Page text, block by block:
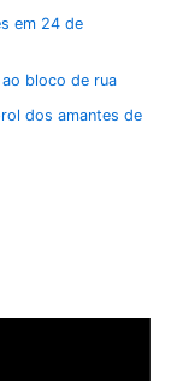
em 24 de
bloco de rua
dos amantes de